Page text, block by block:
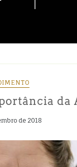
da
de 2018